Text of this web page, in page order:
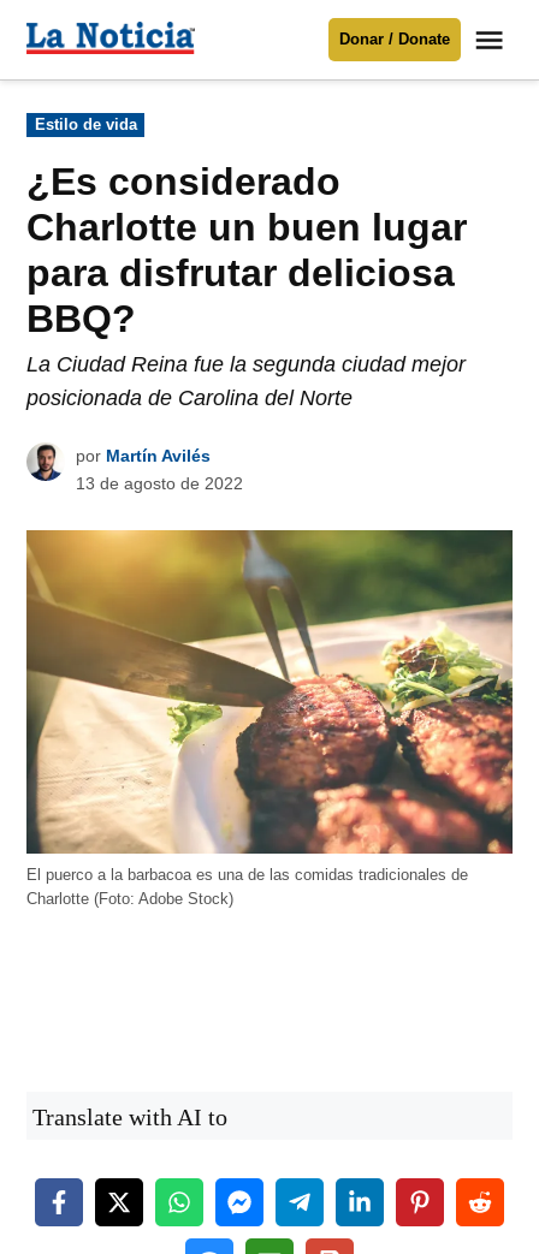
Para mantenerte informado necesitamos
Donar
contenido
Noticia
Donar / Donate
Publicado
en
Estilo de vida
¿Es considerado
Charlotte un buen lugar
para disfrutar deliciosa
BBQ?
La Ciudad Reina fue la segunda ciudad mejor
posicionada de Carolina del Norte
por Martín Avilés
13 de agosto de 2022
El puerco a la barbacoa es una de las comidas tradicionales de
Charlotte (Foto: Adobe Stock)
Translate with AI to